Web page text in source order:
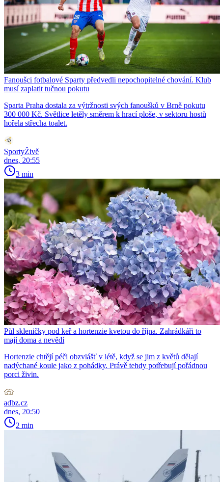
Fanoušci fotbalové Sparty předvedli nepochopitelné chování. Klub
musí zaplatit tučnou pokutu
Sparta Praha dostala za výtržnosti svých fanoušků v Brně pokutu
300 000 Kč. Světlice letěly směrem k hrací ploše, v sektoru hostů
hořela střecha toalet.
SportyŽivě
dnes, 20:55
3 min
Půl skleničky pod keř a hortenzie kvetou do října. Zahrádkáři to
mají doma a nevědí
Hortenzie chtějí péči obzvlášť v létě, když se jim z květů dělají
nadýchané koule jako z pohádky. Právě tehdy potřebují pořádnou
porci živin.
adbz.cz
dnes, 20:50
2 min